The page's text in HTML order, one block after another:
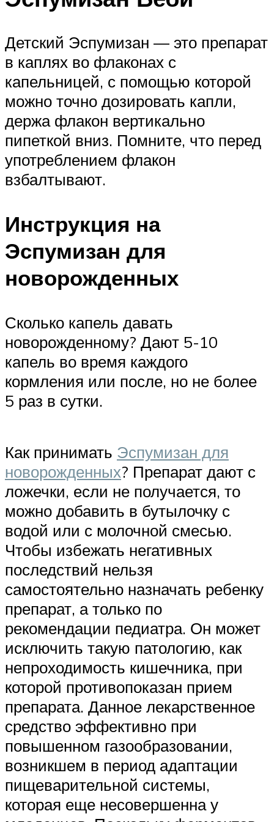
Детский Эспумизан — это препарат
в каплях во флаконах с
капельницей, с помощью которой
можно точно дозировать капли,
держа флакон вертикально
пипеткой вниз. Помните, что перед
употреблением флакон
взбалтывают.
Инструкция на
Эспумизан для
новорожденных
Сколько капель давать
новорожденному? Дают 5-10
капель во время каждого
кормления или после, но не более
5 раз в сутки.
Как принимать Эспумизан для
новорожденных? Препарат дают с
ложечки, если не получается, то
можно добавить в бутылочку с
водой или с молочной смесью.
Чтобы избежать негативных
последствий нельзя
самостоятельно назначать ребенку
препарат, а только по
рекомендации педиатра. Он может
исключить такую патологию, как
непроходимость кишечника, при
которой противопоказан прием
препарата. Данное лекарственное
средство эффективно при
повышенном газообразовании,
возникшем в период адаптации
пищеварительной системы,
которая еще несовершенна у